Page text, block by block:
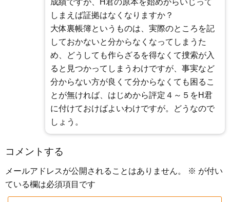
成績ですが、H君の原本を始めからいじって
しまえば証拠はなくなりますか？
大体裏帳簿というものは、実際のところを記
しておかないと分からなくなってしまうた
め、どうしても作らざるを得なくて捜索が入
ると見つかってしまうわけですが、事実など
分からない方が良くて分からなくても困るこ
とが無ければ、はじめから評定４～５をH君
に付けておけばよいわけですが。どうなので
しょう。
コメントする
メールアドレスが公開されることはありません。 ※ が付い
ている欄は必須項目です